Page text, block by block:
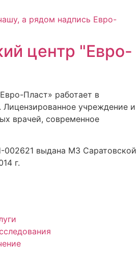
центр "Евро-
Пласт» работает в
Лицензированное учреждение и
врачей, современное
выдана МЗ Саратовской
г.